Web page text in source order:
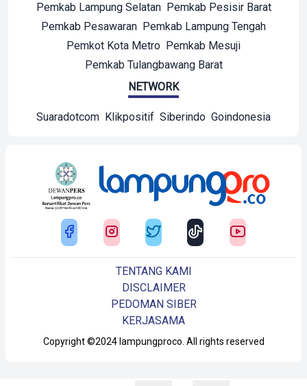
Pemkab Lampung Selatan Pemkab Pesisir Barat
Pemkab Pesawaran Pemkab Lampung Tengah
Pemkot Kota Metro Pemkab Mesuji
Pemkab Tulangbawang Barat
NETWORK
Suaradotcom Klikpositif Siberindo Goindonesia
Copyright ©2024 lampungproco. All rights reserved
TENTANG KAMI
DISCLAIMER
PEDOMAN SIBER
KERJASAMA